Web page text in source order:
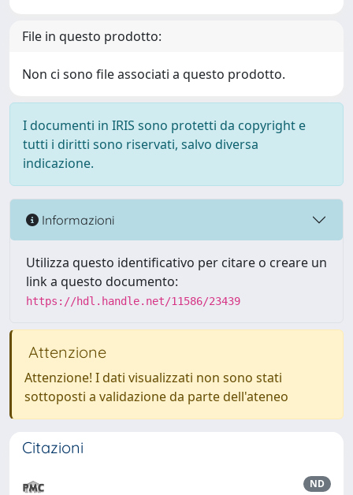
File in questo prodotto:
Non ci sono file associati a questo prodotto.
I documenti in IRIS sono protetti da copyright e
tutti i diritti sono riservati, salvo diversa
indicazione.
Informazioni
Utilizza questo identificativo per citare o creare un
link a questo documento:
https://hdl.handle.net/11586/23439
Attenzione
Attenzione! I dati visualizzati non sono stati
sottoposti a validazione da parte dell'ateneo
Citazioni
ND